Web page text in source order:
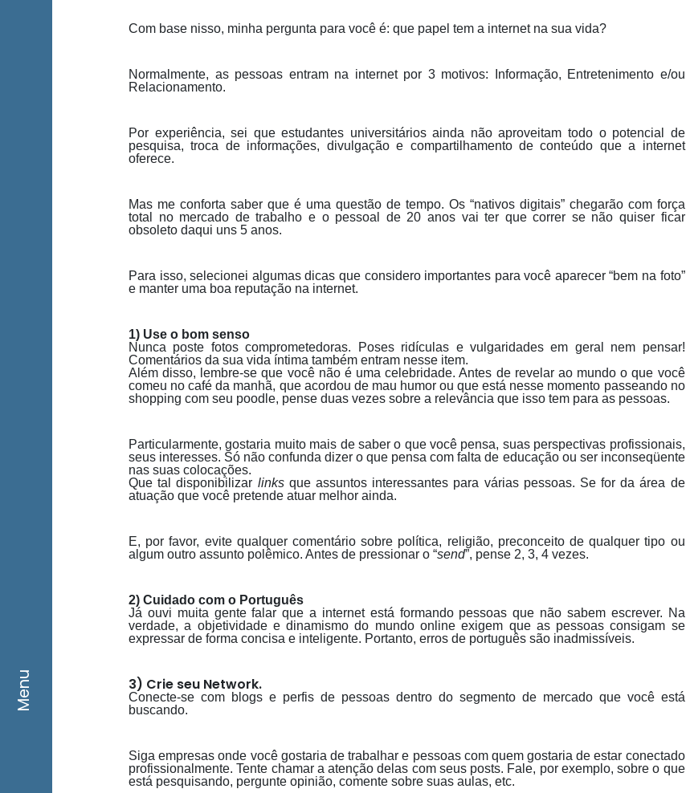
Menu
Com base nisso, minha pergunta para você é: que papel tem a internet na sua vida?
Normalmente, as pessoas entram na internet por 3 motivos: Informação, Entretenimento e/ou
Relacionamento.
Por experiência, sei que estudantes universitários ainda não aproveitam todo o potencial de
pesquisa, troca de informações, divulgação e compartilhamento de conteúdo que a internet
oferece.
Mas me conforta saber que é uma questão de tempo. Os “nativos digitais” chegarão com força
total no mercado de trabalho e o pessoal de 20 anos vai ter que correr se não quiser ficar
obsoleto daqui uns 5 anos.
Para isso, selecionei algumas dicas que considero importantes para você aparecer “bem na foto”
e manter uma boa reputação na internet.
1) Use o bom senso
Nunca poste fotos comprometedoras. Poses ridículas e vulgaridades em geral nem pensar!
Comentários da sua vida íntima também entram nesse item.
Além disso, lembre-se que você não é uma celebridade. Antes de revelar ao mundo o que você
comeu no café da manhã, que acordou de mau humor ou que está nesse momento passeando no
shopping com seu poodle, pense duas vezes sobre a relevância que isso tem para as pessoas.
Particularmente, gostaria muito mais de saber o que você pensa, suas perspectivas profissionais,
seus interesses. Só não confunda dizer o que pensa com falta de educação ou ser inconseqüente
nas suas colocações.
Que tal disponibilizar linksque assuntos interessantes para várias pessoas. Se for da área de
atuação que você pretende atuar melhor ainda.
E, por favor, evite qualquer comentário sobre política, religião, preconceito de qualquer tipo ou
algum outro assunto polêmico. Antes de pressionar o “send”, pense 2, 3, 4 vezes.
2) Cuidado com o Português
Já ouvi muita gente falar que a internet está formando pessoas que não sabem escrever. Na
verdade, a objetividade e dinamismo do mundo online exigem que as pessoas consigam se
expressar de forma concisa e inteligente. Portanto, erros de português são inadmissíveis.
3) Crie seu Network.
Conecte-se com blogs e perfis de pessoas dentro do segmento de mercado que você está
buscando.
Siga empresas onde você gostaria de trabalhar e pessoas com quem gostaria de estar conectado
profissionalmente. Tente chamar a atenção delas com seus posts. Fale, por exemplo, sobre o que
está pesquisando, pergunte opinião, comente sobre suas aulas, etc.